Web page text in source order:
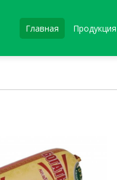
Главная Продукция